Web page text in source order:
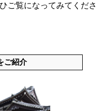
ご覧になってみてくださ
ご紹介